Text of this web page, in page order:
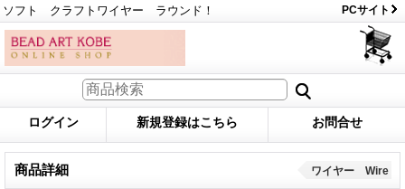
ソフト クラフトワイヤー ラウンド！ PCサイト
ログイン 新規登録はこちら お問合せ
商品詳細 ワイヤー Wire